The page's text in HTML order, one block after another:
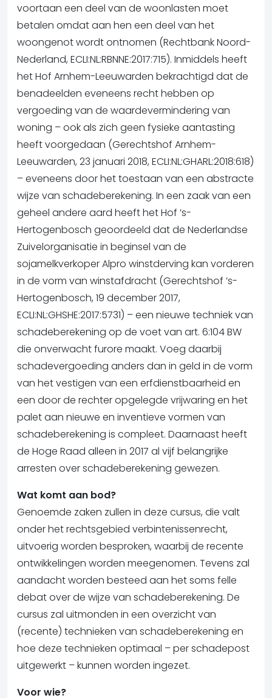
voortaan een deel van de woonlasten moet
betalen omdat aan hen een deel van het
woongenot wordt ontnomen (Rechtbank Noord-
Nederland, ECLI:NL:RBNNE:2017:715). Inmiddels heeft
het Hof Arnhem-Leeuwarden bekrachtigd dat de
benadeelden eveneens recht hebben op
vergoeding van de waardevermindering van
woning – ook als zich geen fysieke aantasting
heeft voorgedaan (Gerechtshof Arnhem-
Leeuwarden, 23 januari 2018, ECLI:NL:GHARL:2018:618)
– eveneens door het toestaan van een abstracte
wijze van schadeberekening. In een zaak van een
geheel andere aard heeft het Hof ’s-
Hertogenbosch geoordeeld dat de Nederlandse
Zuivelorganisatie in beginsel van de
sojamelkverkoper Alpro winstderving kan vorderen
in de vorm van winstafdracht (Gerechtshof ’s-
Hertogenbosch, 19 december 2017,
ECLI:NL:GHSHE:2017:5731) – een nieuwe techniek van
schadeberekening op de voet van art. 6:104 BW
die onverwacht furore maakt. Voeg daarbij
schadevergoeding anders dan in geld in de vorm
van het vestigen van een erfdienstbaarheid en
een door de rechter opgelegde vrijwaring en het
palet aan nieuwe en inventieve vormen van
schadeberekening is compleet. Daarnaast heeft
de Hoge Raad alleen in 2017 al vijf belangrijke
arresten over schadeberekening gewezen.
Wat komt aan bod?
Genoemde zaken zullen in deze cursus, die valt
onder het rechtsgebied verbintenissenrecht,
uitvoerig worden besproken, waarbij de recente
ontwikkelingen worden meegenomen. Tevens zal
aandacht worden besteed aan het soms felle
debat over de wijze van schadeberekening. De
cursus zal uitmonden in een overzicht van
(recente) technieken van schadeberekening en
hoe deze technieken optimaal – per schadepost
uitgewerkt – kunnen worden ingezet.
Voor wie?